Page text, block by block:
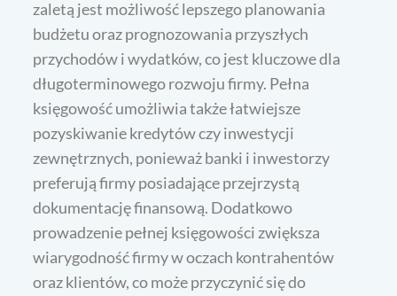
zaletą jest możliwość lepszego planowania
budżetu oraz prognozowania przyszłych
przychodów i wydatków, co jest kluczowe dla
długoterminowego rozwoju firmy. Pełna
księgowość umożliwia także łatwiejsze
pozyskiwanie kredytów czy inwestycji
zewnętrznych, ponieważ banki i inwestorzy
preferują firmy posiadające przejrzystą
dokumentację finansową. Dodatkowo
prowadzenie pełnej księgowości zwiększa
wiarygodność firmy w oczach kontrahentów
oraz klientów, co może przyczynić się do